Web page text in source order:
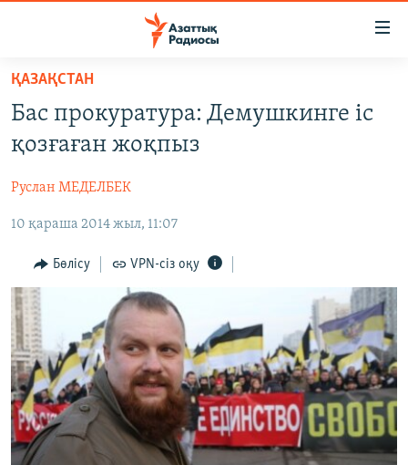
Skip
main
content
to
Navigation
Search
САЯСАТ
ҚАҢТАР ОҚИҒАСЫ
АДАМ ҚҰҚЫҚТАРЫ
ӘЛЕУМЕТ
ӘЛЕМ
АРНАЙЫ ЖОБАЛАР
Русский
ЖАЗЫЛЫҢЫЗ
ҚАЗАҚСТАН
Бас прокуратура: Демушкинге іс
қозғаған жоқпыз
Руслан МЕДЕЛБЕК
10 қараша 2014 жыл, 11:07
Бөлісу VPN-сіз оқу